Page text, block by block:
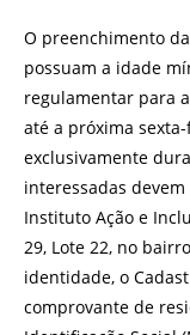
O preenchimento
possuam a idade
regulamentar para
até a próxima
exclusivamente
interessadas
Instituto Ação e
29, Lote 22, no
identidade, o
comprovante de